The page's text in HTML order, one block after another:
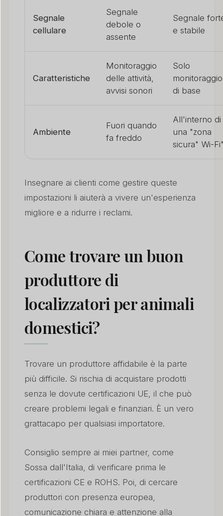
Segnale
cellulare
Segnale
debole o
assente
Segnale
e stabile
Caratteristiche
Monitoraggio
delle attività,
avvisi sonori
Solo
monitoraggio
di base
Ambiente
Fuori quando
fa freddo
All'interno di
una "zona
sicura" Wi-
Insegnare ai clienti come gestire queste
impostazioni li aiuterà a vivere un'esperienza
migliore e a ridurre i reclami.
Come trovare un buon
produttore di
localizzatori per animali
domestici?
Trovare un produttore affidabile è la parte
più difficile. Si rischia di acquistare prodotti
senza le dovute certificazioni UE, il che può
creare problemi legali e finanziari. È un vero
grattacapo per qualsiasi importatore.
Consiglio sempre ai miei partner, come
Sossa dall'Italia, di verificare prima le
certificazioni CE e ROHS. Poi, di cercare
produttori con presenza europea,
comunicazione chiara e attenzione alla